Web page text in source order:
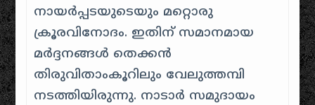
നായർപ്പടയുടെയും മറ്റൊരു
ക്രൂരവിനോദം. ഇതിന് സമാനമായ
മർദ്ദനങ്ങൾ തെക്കൻ
തിരുവിതാംകൂറിലും വേലുത്തമ്പി
നടത്തിയിരുന്നു. നാടാർ സമുദായം